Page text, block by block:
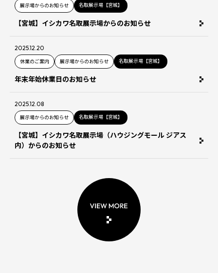
展示場からのお知らせ 名取展示場【宮城】
【宮城】イシカワ名取展示場からのお知らせ
2025.12.20
休業のご案内 展示場からのお知らせ 名取展示場【宮城】
年末年始休業日のお知らせ
2025.12.08
展示場からのお知らせ 名取展示場【宮城】
【宮城】イシカワ名取展示場（ハウジングモール ジアス
内）からのお知らせ